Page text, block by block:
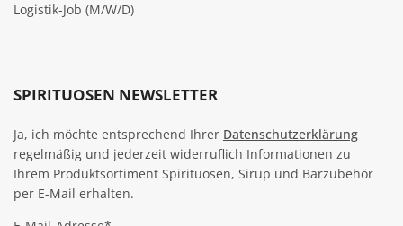
Logistik-Job (M/W/D)
SPIRITUOSEN NEWSLETTER
Ja, ich möchte entsprechend Ihrer Datenschutzerklärung
regelmäßig und jederzeit widerruflich Informationen zu
Ihrem Produktsortiment Spirituosen, Sirup und Barzubehör
per E-Mail erhalten.